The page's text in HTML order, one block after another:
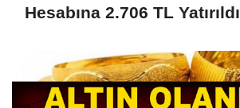
Hesabına 2.706 TL
Yapılıyor! PTT'ye
Parası Ödenecek